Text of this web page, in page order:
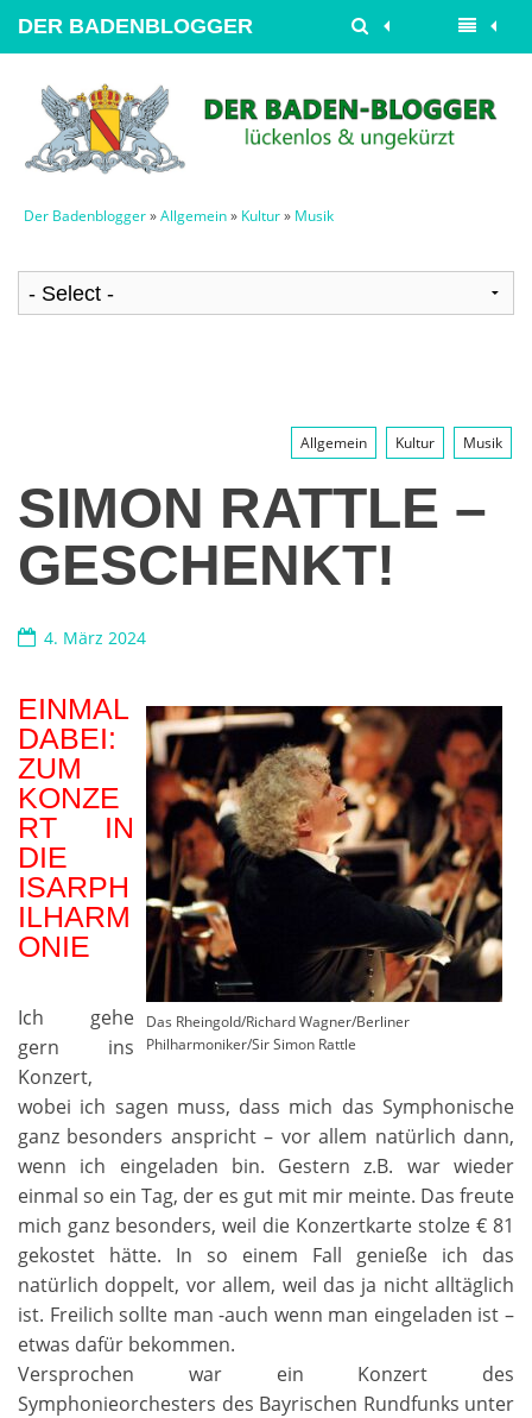
DER BADENBLOGGER
Der Badenblogger»Allgemein» Kultur» Musik
Allgemein Kultur Musik
SIMON RATTLE –
GESCHENKT!
4. März 2024
Das Rheingold/Richard Wagner/Berliner
Philharmoniker/Sir Simon Rattle
EINMAL
DABEI:
ZUM
KONZE
RT IN
DIE
ISARPH
ILHARM
ONIE
Ich gehe
gern ins
Konzert,
wobei ich sagen muss, dass mich das Symphonische
ganz besonders anspricht – vor allem natürlich dann,
wenn ich eingeladen bin. Gestern z.B. war wieder
einmal so ein Tag, der es gut mit mir meinte. Das freute
mich ganz besonders, weil die Konzertkarte stolze € 81
gekostet hätte. In so einem Fall genieße ich das
natürlich doppelt, vor allem, weil das ja nicht alltäglich
ist. Freilich sollte man -auch wenn man eingeladen ist –
etwas dafür bekommen.
Versprochen war ein Konzert des
Symphonieorchesters des Bayrischen Rundfunks unter